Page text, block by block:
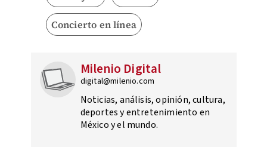
Concierto en línea
Milenio Digital
digital@milenio.com
Noticias, análisis, opinión, cultura,
deportes y entretenimiento en
México y el mundo.